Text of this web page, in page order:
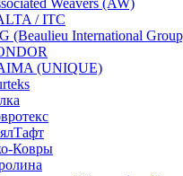
Weavers (AW)
/ ITC
(Beaulieu International
(UNIQUE)
Ковры